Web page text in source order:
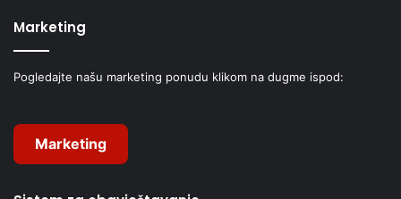
Marketing
Pogledajte našu marketing ponudu klikom na dugme ispod:
Marketing